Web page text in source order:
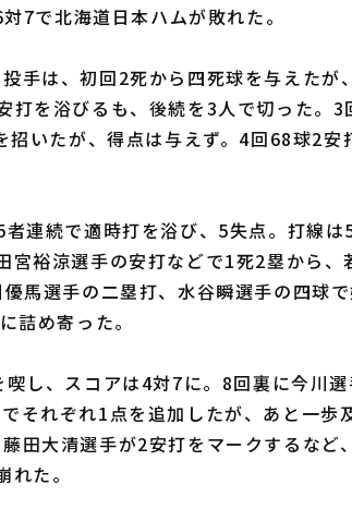
7で北海道日本ハムが敗れた。
手は、初回2死から四死球を与えたが
打を浴びるも、後続を3人で切った。
いたが、得点は与えず。4回68球2安
連続で適時打を浴び、5失点。打線
宮裕涼選手の安打などで1死2塁から、
馬選手の二塁打、水谷瞬選手の四球
詰め寄った。
し、スコアは4対7に。8回裏に今川
それぞれ1点を追加したが、あと一歩
田大清選手が2安打をマークするなど
た。